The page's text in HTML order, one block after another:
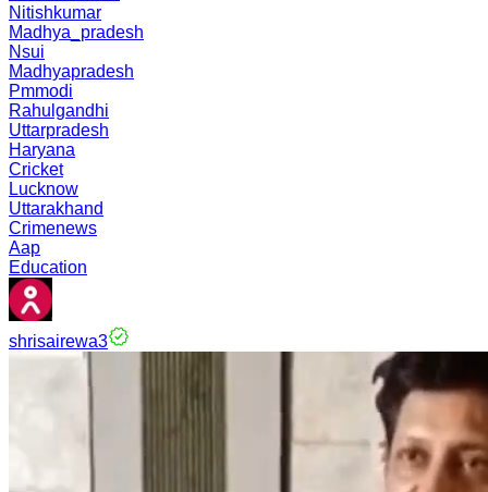
Nitishkumar
Madhya_pradesh
Nsui
Madhyapradesh
Pmmodi
Rahulgandhi
Uttarpradesh
Haryana
Cricket
Lucknow
Uttarakhand
Crimenews
Aap
Education
shrisairewa3